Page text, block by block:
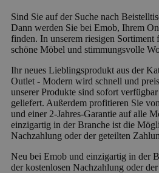
Sind Sie auf der Suche nach
Dann werden Sie bei Emob, Ihrem
finden. In unserem riesigen Sortiment
schöne Möbel und stimmungsvolle
Ihr neues Lieblingsprodukt aus der
Outlet - Modern wird schnell und
unserer Produkte sind sofort
geliefert. Außerdem profitieren Sie
und einer 2-Jahres-Garantie auf alle
einzigartig in der Branche ist die
Nachzahlung oder der geteilten
Neu bei Emob und einzigartig in der
der kostenlosen Nachzahlung oder